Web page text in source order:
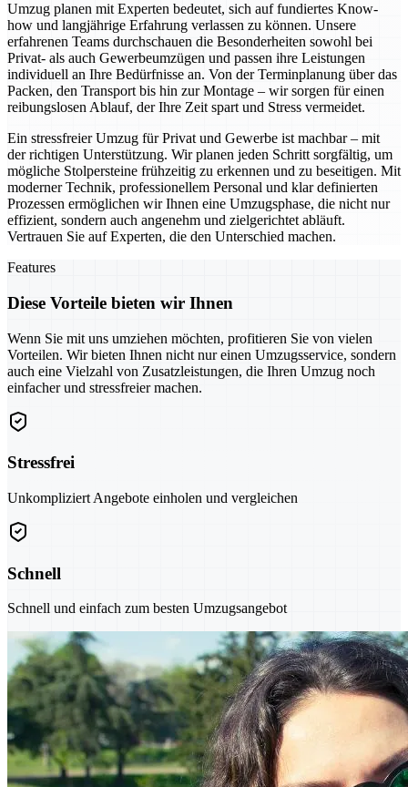
Umzug planen mit Experten bedeutet, sich auf fundiertes Know-
how und langjährige Erfahrung verlassen zu können. Unsere
erfahrenen Teams durchschauen die Besonderheiten sowohl bei
Privat- als auch Gewerbeumzügen und passen ihre Leistungen
individuell an Ihre Bedürfnisse an. Von der Terminplanung über das
Packen, den Transport bis hin zur Montage – wir sorgen für einen
reibungslosen Ablauf, der Ihre Zeit spart und Stress vermeidet.
Ein stressfreier Umzug für Privat und Gewerbe ist machbar – mit
der richtigen Unterstützung. Wir planen jeden Schritt sorgfältig, um
mögliche Stolpersteine frühzeitig zu erkennen und zu beseitigen. Mit
moderner Technik, professionellem Personal und klar definierten
Prozessen ermöglichen wir Ihnen eine Umzugsphase, die nicht nur
effizient, sondern auch angenehm und zielgerichtet abläuft.
Vertrauen Sie auf Experten, die den Unterschied machen.
Features
Diese Vorteile bieten wir Ihnen
Wenn Sie mit uns umziehen möchten, profitieren Sie von vielen
Vorteilen. Wir bieten Ihnen nicht nur einen Umzugsservice, sondern
auch eine Vielzahl von Zusatzleistungen, die Ihren Umzug noch
einfacher und stressfreier machen.
Stressfrei
Unkompliziert Angebote einholen und vergleichen
Schnell
Schnell und einfach zum besten Umzugsangebot